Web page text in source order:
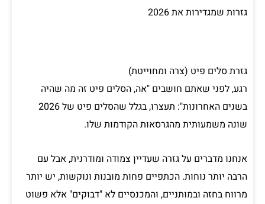
גזרות שמגדירות את 2026
גזרת סלים פיט (צרה ומחוייטת)
רגע, לפני שאתם חושבים "אה, הסלים פיט זה מה שהיה
בשנים האחרונות": תעצרו, בגלל שהסלים פיט של 2026
שונה משמעותית מהגרסאות הקודמות שלו.
אנחנו מדברים על גזרה שעדיין צמודה ומודרנית, אבל עם
הרבה יותר נוחות. הכתפיים פחות מובנות ונוקשות, יש יותר
מרווח בחזה ובמותניים, והמכנסיים לא "דבוקים" אלא פשוט